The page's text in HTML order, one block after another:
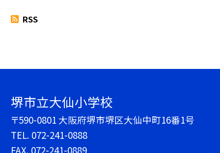
RSS
堺市立大仙小学校
〒590-0801 大阪府堺市堺区大仙中町16番1号
TEL. 072-241-0888
FAX. 072-241-0889